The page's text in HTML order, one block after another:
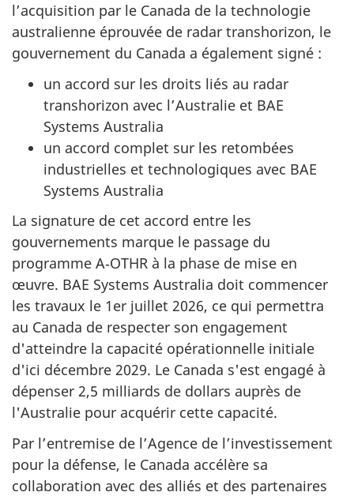
l’acquisition par le Canada de la technologie
australienne éprouvée de radar transhorizon, le
gouvernement du Canada a également signé :
un accord sur les droits liés au radar
transhorizon avec l’Australie et BAE
Systems Australia
un accord complet sur les retombées
industrielles et technologiques avec BAE
Systems Australia
La signature de cet accord entre les
gouvernements marque le passage du
programme A‑OTHR à la phase de mise en
œuvre. BAE Systems Australia doit commencer
les travaux le 1er juillet 2026, ce qui permettra
au Canada de respecter son engagement
d'atteindre la capacité opérationnelle initiale
d'ici décembre 2029. Le Canada s'est engagé à
dépenser 2,5 milliards de dollars auprès de
l'Australie pour acquérir cette capacité.
Par l’entremise de l’Agence de l’investissement
pour la défense, le Canada accélère sa
collaboration avec des alliés et des partenaires